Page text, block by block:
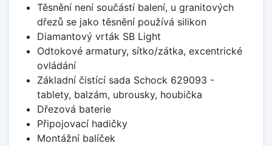
Těsnění není součástí balení, u granitových
dřezů se jako těsnění používá silikon
Diamantový vrták SB Light
Odtokové armatury, sítko/zátka, excentrické
ovládání
Základní čistící sada Schock 629093 -
tablety, balzám, ubrousky, houbička
Dřezová baterie
Připojovací hadičky
Montážní balíček